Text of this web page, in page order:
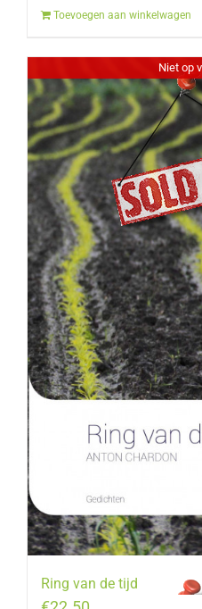
€12.50.€10.00.
Toevoegen aan winkelwagen
Niet op
Ring van de tijd